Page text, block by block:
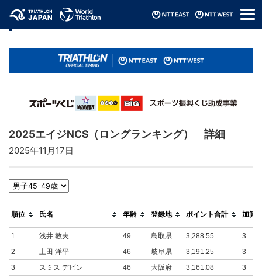
メ
ニ
ー
リザルト / Results
2025エイジNCS（ロングランキング） 詳細
2025年11月17日
順位 氏名 年齢 登録地 ポイント合計 加算
1 浅井 教夫 49 鳥取県 3,288.55
3
2
土田 洋平 46 岐阜県 3,191.25
3
3
スミス デビン 46 大阪府 3,161.08
3